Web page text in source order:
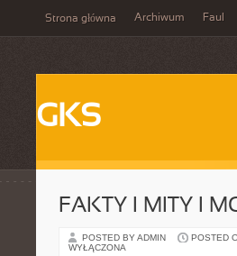
Strona główna Archiwum Faul
GKS
FAKTY I MITY I
POSTED BY ADMIN POSTED
WYŁĄCZONA